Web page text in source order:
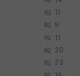
11
9
11
20
23